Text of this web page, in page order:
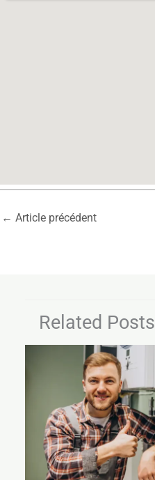
← Article précédent
Related Posts